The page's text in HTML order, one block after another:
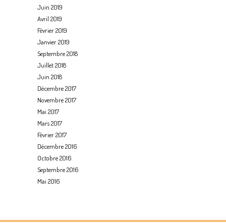
Juin 2019
Avril 2019
Février 2019
Janvier 2019
Septembre 2018
Juillet 2018
Juin 2018
Décembre 2017
Novembre 2017
Mai 2017
Mars 2017
Février 2017
Décembre 2016
Octobre 2016
Septembre 2016
Mai 2016